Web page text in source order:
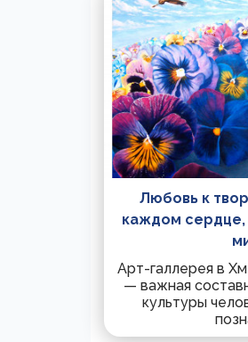
Любовь к
каждом сердце,
Арт-галлерея в
— важная
культуры